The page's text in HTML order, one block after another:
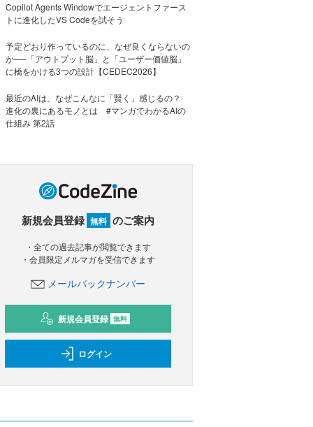
Copilot Agents Windowでエージェントファース
トに進化したVS Codeを試そう
予定どおり作っているのに、なぜ良くならないの
か──「アウトプット脳」と「ユーザー価値脳」
に橋をかける3つの設計【CEDEC2026】
最近のAIは、なぜこんなに「賢く」感じるの？
進化の裏にあるモノとは #マンガでわかるAIの
仕組み 第2話
新規会員登録 無料 のご案内
・全ての過去記事が閲覧できます
・会員限定メルマガを受信できます
メールバックナンバー
新規会員登録 無料
ログイン